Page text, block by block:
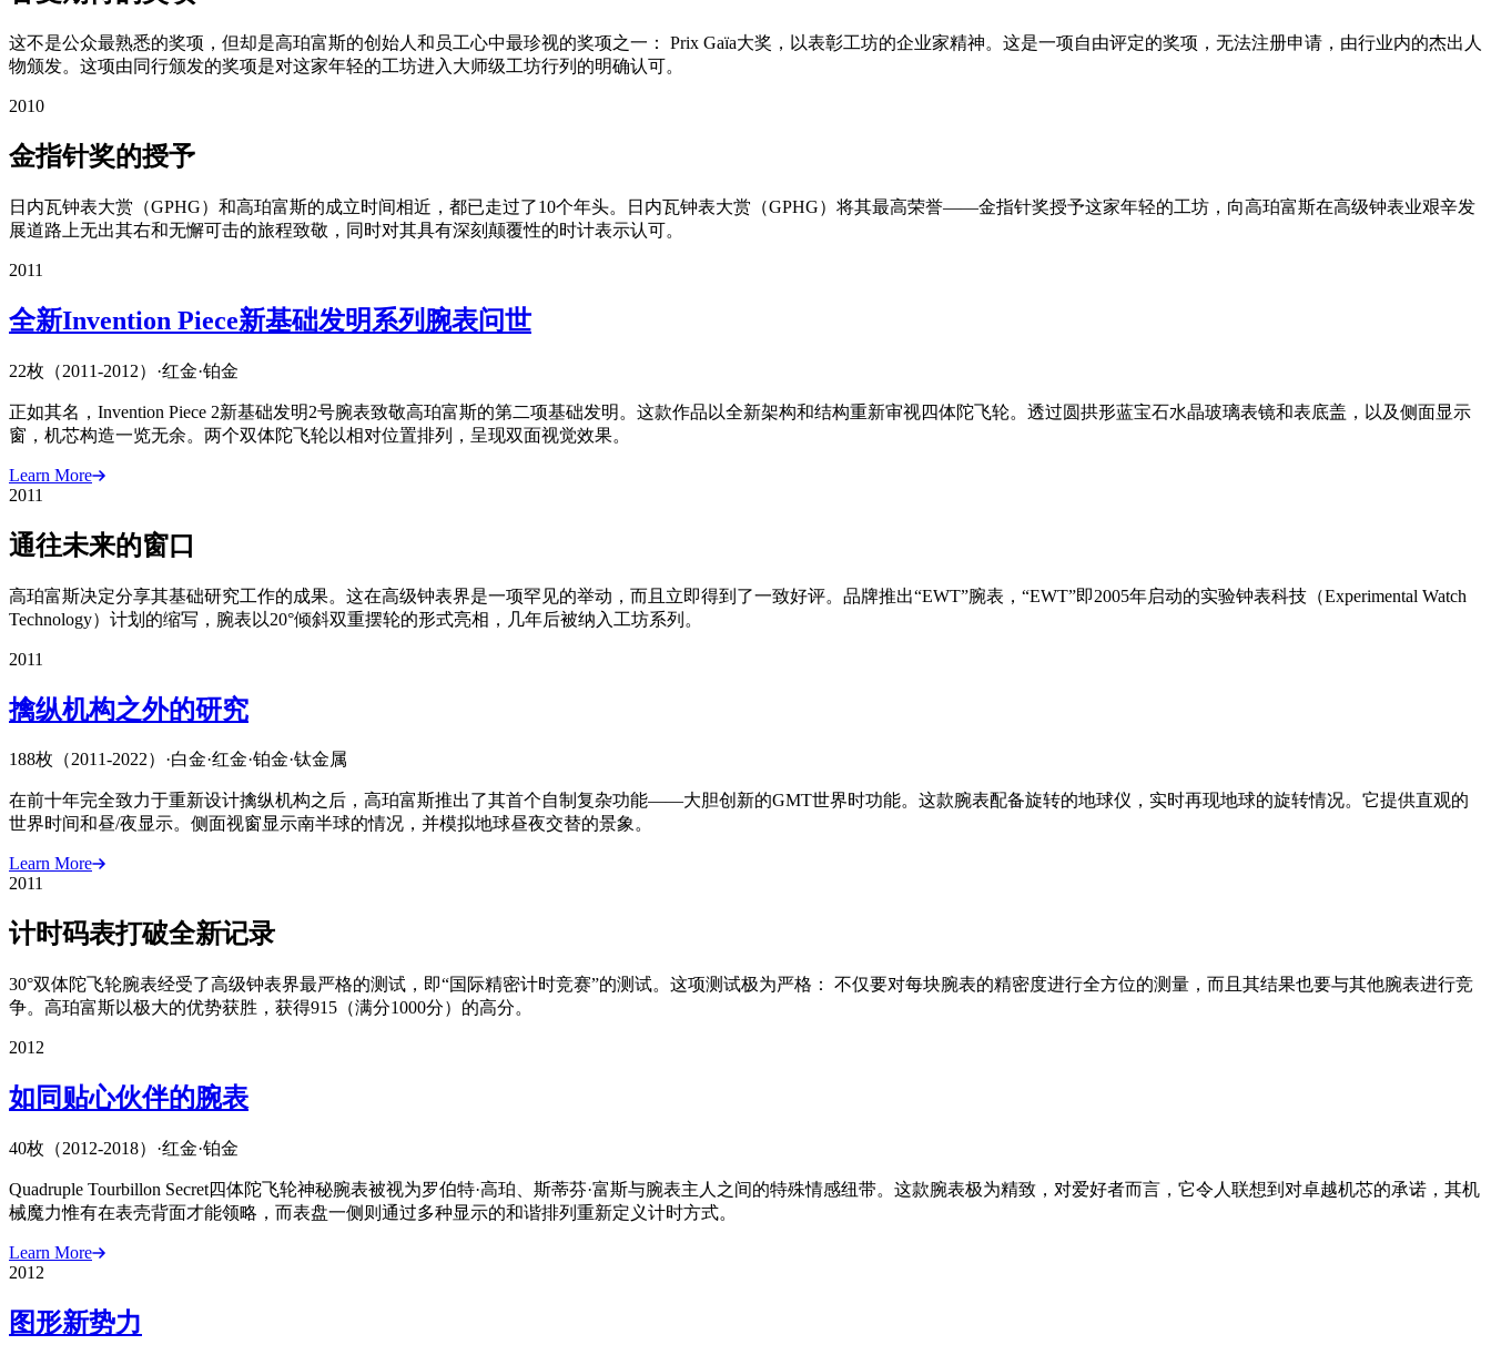
这不是公众最熟悉的奖项，但却是高珀富斯的创始人和员工心中最珍视的奖项之一： Prix Gaïa大奖，以表彰工坊的企业家精神。这是一项自由评定的奖项，无法注册申请，由行业内的杰出人
物颁发。这项由同行颁发的奖项是对这家年轻的工坊进入大师级工坊行列的明确认可。
2010
金指针奖的授予
日内瓦钟表大赏（GPHG）和高珀富斯的成立时间相近，都已走过了10个年头。日内瓦钟表大赏（GPHG）将其最高荣誉——金指针奖授予这家年轻的工坊，向高珀富斯在高级钟表业艰辛发
展道路上无出其右和无懈可击的旅程致敬，同时对其具有深刻颠覆性的时计表示认可。
2011
全新Invention Piece新基础发明系列腕表问世
22枚（2011-2012） ·红金·铂金
正如其名，Invention Piece 2新基础发明2号腕表致敬高珀富斯的第二项基础发明。这款作品以全新架构和结构重新审视四体陀飞轮。透过圆拱形蓝宝石水晶玻璃表镜和表底盖，以及侧面显示
窗，机芯构造一览无余。两个双体陀飞轮以相对位置排列，呈现双面视觉效果。
Learn More
2011
通往未来的窗口
高珀富斯决定分享其基础研究工作的成果。这在高级钟表界是一项罕见的举动，而且立即得到了一致好评。品牌推出“EWT”腕表，“EWT”即2005年启动的实验钟表科技（Experimental Watch
Technology）计划的缩写，腕表以20°倾斜双重摆轮的形式亮相，几年后被纳入工坊系列。
2011
擒纵机构之外的研究
188枚（2011-2022） ·白金·红金·铂金·钛金属
在前十年完全致力于重新设计擒纵机构之后，高珀富斯推出了其首个自制复杂功能——大胆创新的GMT世界时功能。这款腕表配备旋转的地球仪，实时再现地球的旋转情况。它提供直观的
世界时间和昼/夜显示。侧面视窗显示南半球的情况，并模拟地球昼夜交替的景象。
Learn More
2011
计时码表打破全新记录
30°双体陀飞轮腕表经受了高级钟表界最严格的测试，即“国际精密计时竞赛”的测试。这项测试极为严格： 不仅要对每块腕表的精密度进行全方位的测量，而且其结果也要与其他腕表进行竞
争。高珀富斯以极大的优势获胜，获得915（满分1000分）的高分。
2012
如同贴心伙伴的腕表
40枚（2012-2018） ·红金·铂金
Quadruple Tourbillon Secret四体陀飞轮神秘腕表被视为罗伯特·高珀、斯蒂芬·富斯与腕表主人之间的特殊情感纽带。这款腕表极为精致，对爱好者而言，它令人联想到对卓越机芯的承诺，其机
械魔力惟有在表壳背面才能领略，而表盘一侧则通过多种显示的和谐排列重新定义计时方式。
Learn More
2012
图形新势力